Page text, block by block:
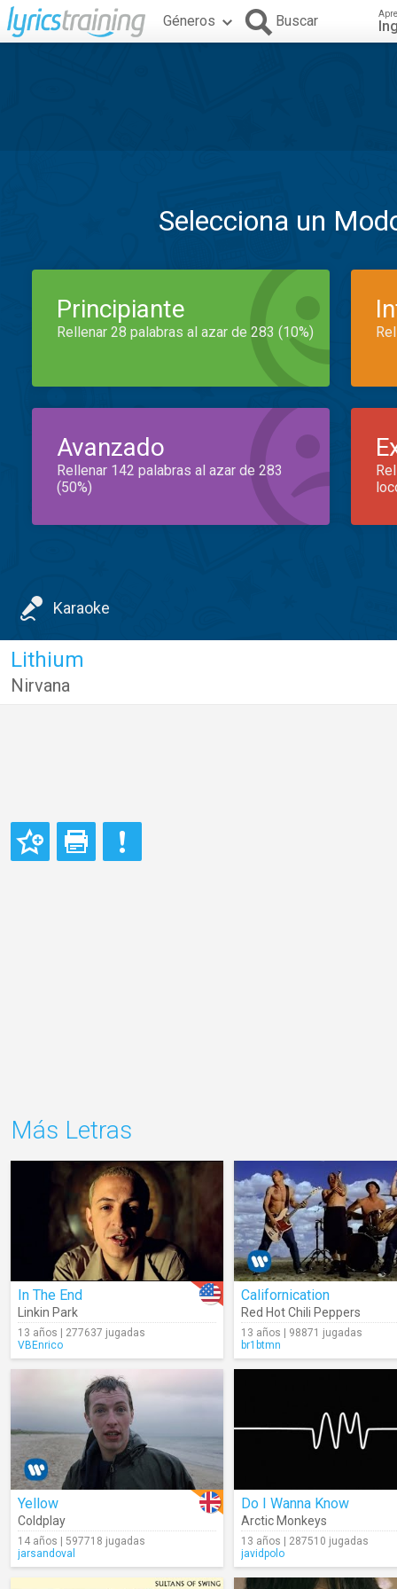
Géneros Buscar
Selecciona un
Principiante
Rellenar 28 palabras al azar de 283 (10%)
Avanzado
Rellenar 142 palabras al azar de 283
(50%)
Karaoke
Lithium
Nirvana
Más Letras
In The End
Linkin Park
13 años | 277637 jugadas
VBEnrico
Californication
Red Hot Chili Peppers
13 años | 98871 jugadas
br1btmn
Yellow
Coldplay
14 años | 597718 jugadas
jarsandoval
Do I Wanna Know
Arctic Monkeys
13 años | 287510 jugadas
javidpolo